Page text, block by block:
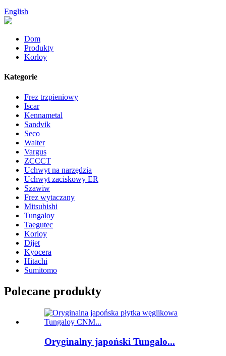
English
Dom
Produkty
Korloy
Kategorie
Frez trzpieniowy
Iscar
Kennametal
Sandvik
Seco
Walter
Vargus
ZCCCT
Uchwyt na narzędzia
Uchwyt zaciskowy ER
Szawiw
Frez wytaczany
Mitsubishi
Tungaloy
Taegutec
Korloy
Dijet
Kyocera
Hitachi
Sumitomo
Polecane produkty
Oryginalny japoński Tungalo...